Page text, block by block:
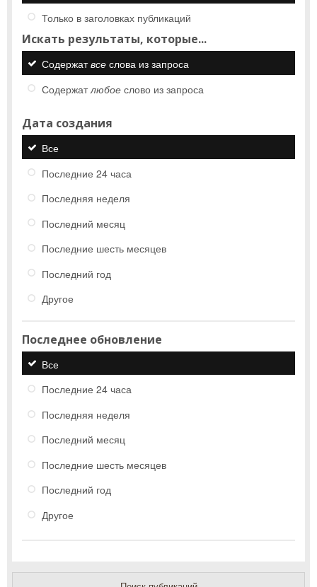
Только в заголовках публикаций
Искать результаты, которые...
Содержатвсе слова из запроса
Содержатлюбое слово из запроса
Дата создания
Все
Последние 24 часа
Последняя неделя
Последний месяц
Последние шесть месяцев
Последний год
Другое
Последнее обновление
Все
Последние 24 часа
Последняя неделя
Последний месяц
Последние шесть месяцев
Последний год
Другое